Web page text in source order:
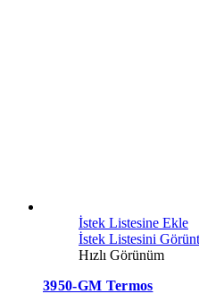
İstek Listesine Ekle
İstek Listesini
Hızlı Görünüm
3950-GM Termos